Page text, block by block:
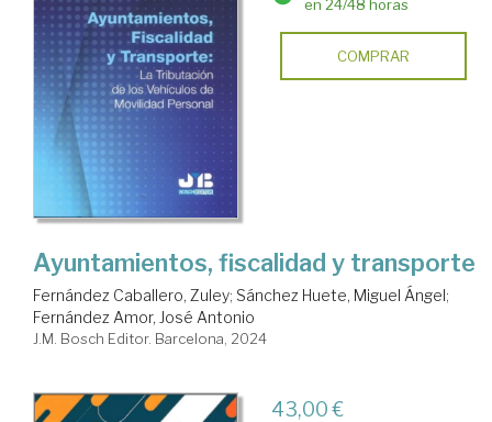
en 24/48 horas
COMPRAR
Ayuntamientos, fiscalidad y transporte
Fernández Caballero, Zuley; Sánchez Huete, Miguel Ángel;
Fernández Amor, José Antonio
J.M. Bosch Editor. Barcelona, 2024
43,00 €